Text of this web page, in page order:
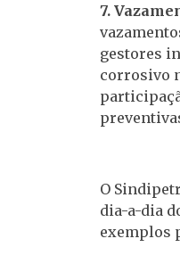
7.
gestores
corrosivo
O
dia-a-dia
exemplos